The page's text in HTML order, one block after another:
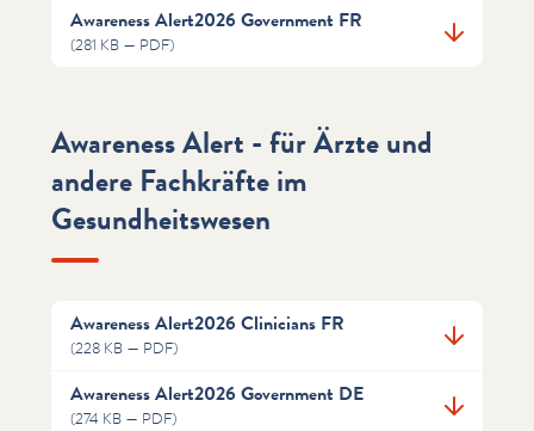
Awareness Alert2026 Government FR
(281 KB — PDF)
Awareness Alert - für Ärzte und
andere Fachkräfte im
Gesundheitswesen
Awareness Alert2026 Clinicians FR
(228 KB — PDF)
Awareness Alert2026 Government DE
(274 KB — PDF)